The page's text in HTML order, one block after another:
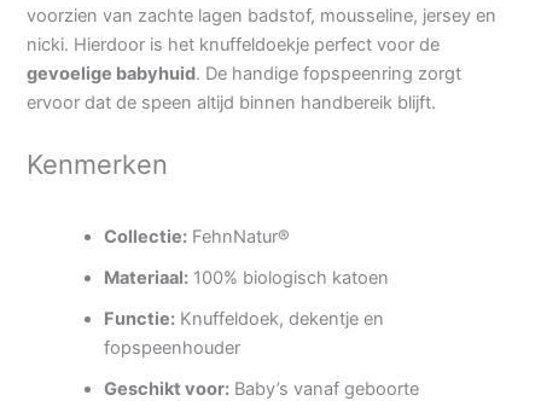
voorzien van zachte lagen badstof, mousseline, jersey en
nicki. Hierdoor is het knuffeldoekje perfect voor de
gevoelige babyhuid. De handige fopspeenring zorgt
ervoor dat de speen altijd binnen handbereik blijft.
Kenmerken
Collectie: FehnNatur®
Materiaal: 100% biologisch katoen
Functie: Knuffeldoek, dekentje en
fopspeenhouder
Geschikt voor: Baby’s vanaf geboorte